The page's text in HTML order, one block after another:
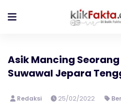
Asik Mancing
Suwawal Jepara
Redaksi 25/02/2022